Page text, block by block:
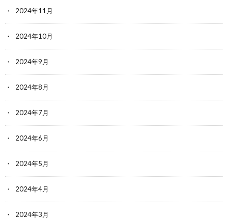
2024年11月
2024年10月
2024年9月
2024年8月
2024年7月
2024年6月
2024年5月
2024年4月
2024年3月